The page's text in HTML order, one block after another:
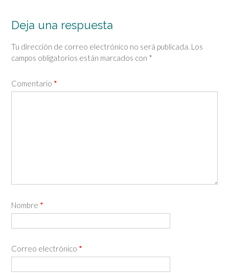
entrada
Deja una respuesta
Tu dirección de correo electrónico no será publicada. Los
campos obligatorios están marcados con *
Comentario *
Nombre *
Correo electrónico *